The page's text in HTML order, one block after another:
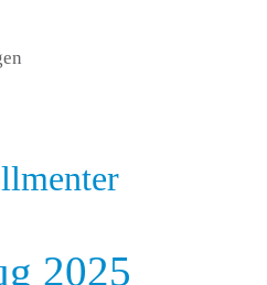
2025